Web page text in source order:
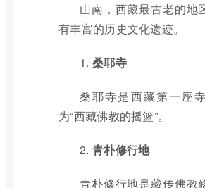
山南，西藏最古老的地
有丰富的历史文化遗迹。
1. 桑耶寺
桑耶寺是西藏第一座
为“西藏佛教的摇篮”。
2. 青朴修行地
青朴修行地是藏传佛教